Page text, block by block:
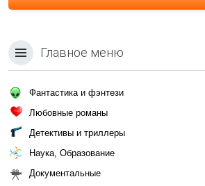
Главное меню
Фантастика и фэнтези
Любовные романы
Детективы и триллеры
Наука, Образование
Документальные